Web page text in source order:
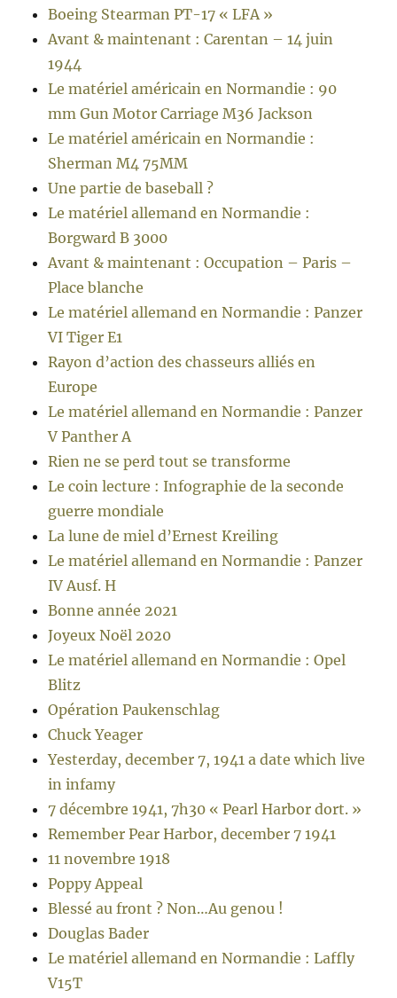
Boeing Stearman PT-17 « LFA »
Avant & maintenant : Carentan – 14 juin
1944
Le matériel américain en Normandie : 90
mm Gun Motor Carriage M36 Jackson
Le matériel américain en Normandie :
Sherman M4 75MM
Une partie de baseball ?
Le matériel allemand en Normandie :
Borgward B 3000
Avant & maintenant : Occupation – Paris –
Place blanche
Le matériel allemand en Normandie : Panzer
VI Tiger E1
Rayon d’action des chasseurs alliés en
Europe
Le matériel allemand en Normandie : Panzer
V Panther A
Rien ne se perd tout se transforme
Le coin lecture : Infographie de la seconde
guerre mondiale
La lune de miel d’Ernest Kreiling
Le matériel allemand en Normandie : Panzer
IV Ausf. H
Bonne année 2021
Joyeux Noël 2020
Le matériel allemand en Normandie : Opel
Blitz
Opération Paukenschlag
Chuck Yeager
Yesterday, december 7, 1941 a date which live
in infamy
7 décembre 1941, 7h30 « Pearl Harbor dort. »
Remember Pear Harbor, december 7 1941
11 novembre 1918
Poppy Appeal
Blessé au front ? Non…Au genou !
Douglas Bader
Le matériel allemand en Normandie : Laffly
V15T